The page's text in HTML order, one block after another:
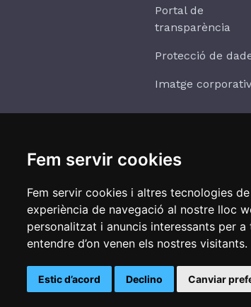
Fem servir cookies
Fem servir cookies i altres tecnologies
experiència de navegació al nostre lloc
personalitzat i anuncis interessants per
entendre d’on venen els nostres visitants.
Estic d’acord Declino Canviar
Portal de
transparència
Protecció de
Imatge
Sistema intern d'alertes